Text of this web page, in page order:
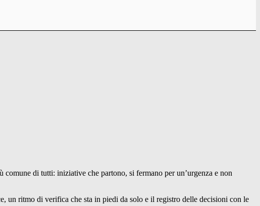
di tutti: iniziative che partono, si fermano per un’urgenza e non
un ritmo di verifica che sta in piedi da solo e il registro delle decisioni con le